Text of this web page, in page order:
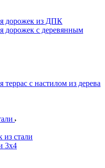
дорожек из ДПК
дорожек с деревянным
с настилом из дерева
из стали
3х4